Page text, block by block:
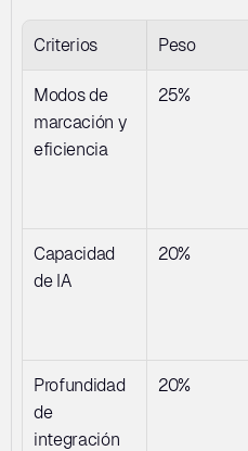
Criterios Peso
Modos de
marcación y
eficiencia
25%
Capacidad
de IA
20%
Profundidad
de
integración
20%